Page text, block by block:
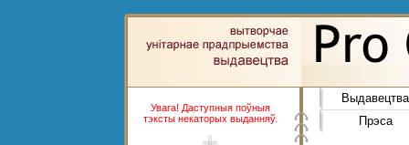
Увага! Даступныя поўныя
тэксты некаторых выданняў.
Выдавецтва
Прэса